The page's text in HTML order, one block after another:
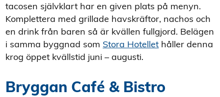
tacosen självklart har en given plats på menyn.
Komplettera med grillade havskräftor, nachos och
en drink från baren så är kvällen fullgjord. Belägen
i samma byggnad som Stora Hotellet håller denna
krog öppet kvällstid juni – augusti.
Bryggan Café & Bistro